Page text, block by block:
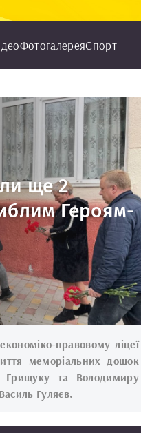
ФотогалереяСпорт
ще 2
Героям-
правовому ліцеї
меморіальних дошок
Грищуку та Володимиру
Гуляєв.